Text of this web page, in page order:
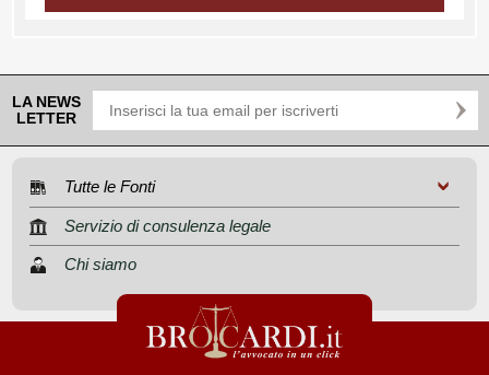
LA NEWS
LETTER
Tutte le Fonti
Servizio di consulenza legale
Chi siamo